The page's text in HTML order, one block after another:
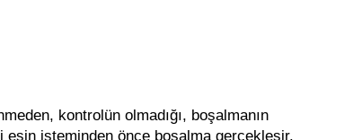
kontrolün olmadığı, boşalmanın
eşin isteminden önce boşalma gerçekleşir.